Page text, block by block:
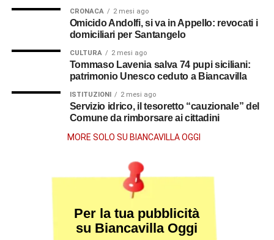
CRONACA 2 mesi ago
Omicido Andolfi, si va in Appello: revocati i
domiciliari per Santangelo
CULTURA 2 mesi ago
Tommaso Lavenia salva 74 pupi siciliani:
patrimonio Unesco ceduto a Biancavilla
ISTITUZIONI 2 mesi ago
Servizio idrico, il tesoretto “cauzionale” del
Comune da rimborsare ai cittadini
MORE SOLO SU BIANCAVILLA OGGI
Per la tua pubblicità
su Biancavilla Oggi